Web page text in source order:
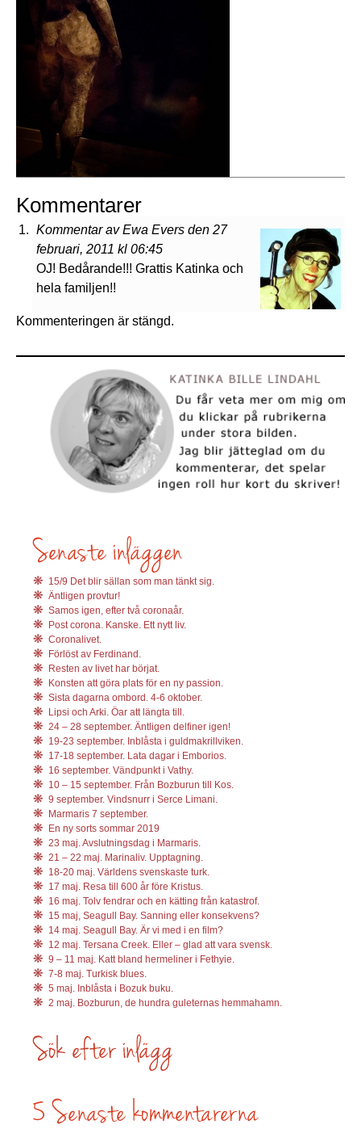
Kommentarer
Kommentar av Ewa Evers den 27
februari, 2011 kl 06:45
OJ! Bedårande!!! Grattis Katinka och
hela familjen!!
Kommenteringen är stängd.
15/9 Det blir sällan som man tänkt sig.
Äntligen provtur!
Samos igen, efter två coronaår.
Post corona. Kanske. Ett nytt liv.
Coronalivet.
Förlöst av Ferdinand.
Resten av livet har börjat.
Konsten att göra plats för en ny passion.
Sista dagarna ombord. 4-6 oktober.
Lipsi och Arki. Öar att längta till.
24 – 28 september. Äntligen delfiner igen!
19-23 september. Inblåsta i guldmakrillviken.
17-18 september. Lata dagar i Emborios.
16 september. Vändpunkt i Vathy.
10 – 15 september. Från Bozburun till Kos.
9 september. Vindsnurr i Serce Limani.
Marmaris 7 september.
En ny sorts sommar 2019
23 maj. Avslutningsdag i Marmaris.
21 – 22 maj. Marinaliv. Upptagning.
18-20 maj. Världens svenskaste turk.
17 maj. Resa till 600 år före Kristus.
16 maj. Tolv fendrar och en kätting från katastrof.
15 maj, Seagull Bay. Sanning eller konsekvens?
14 maj. Seagull Bay. Är vi med i en film?
12 maj. Tersana Creek. Eller – glad att vara svensk.
9 – 11 maj. Katt bland hermeliner i Fethyie.
7-8 maj. Turkisk blues.
5 maj. Inblåsta i Bozuk buku.
2 maj. Bozburun, de hundra guleternas hemmahamn.